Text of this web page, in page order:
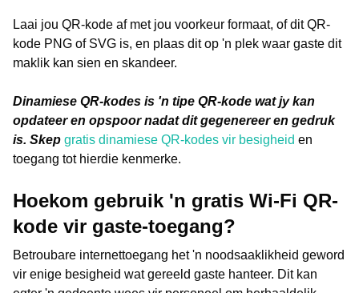
Laai jou QR-kode af met jou voorkeur formaat, of dit QR-
kode PNG of SVG is, en plaas dit op 'n plek waar gaste dit
maklik kan sien en skandeer.
Dinamiese QR-kodes is 'n tipe QR-kode wat jy kan
opdateer en opspoor nadat dit gegenereer en gedruk
is. Skep gratis dinamiese QR-kodes vir besigheid en
toegang tot hierdie kenmerke.
Hoekom gebruik 'n gratis Wi-Fi QR-
kode vir gaste-toegang?
Betroubare internettoegang het 'n noodsaaklikheid geword
vir enige besigheid wat gereeld gaste hanteer. Dit kan